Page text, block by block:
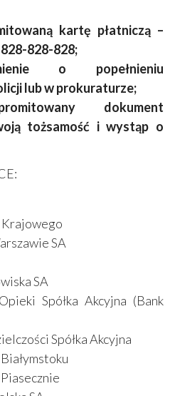
kartę płatniczą –
828-828;
o popełnieniu
lub w prokuraturze;
dokument
tożsamość i wystąp o
Krajowego
SA
SA
Spółka Akcyjna (Bank
Spółka Akcyjna